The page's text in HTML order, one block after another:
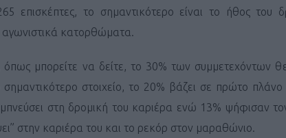
επισκέπτες, το σημαντικότερο είναι το ήθος του
αγωνιστικά κατορθώματα.
όπως μπορείτε να δείτε, το 30% των συμμετεχόντων
στοιχείο, το 20% βάζει σε πρώτο
στη δρομική του καριέρα ενώ 13% ψήφισαν
στην καριέρα του και το ρεκόρ στον μαραθώνιο.